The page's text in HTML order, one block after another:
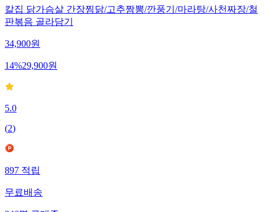
칼집 닭가슴살 간장찜닭/고추짬뽕/깐풍기/마라탕/사천짜장/철
판볶음 골라담기
34,900원
14%29,900원
5.0
(2)
897 적립
무료배송